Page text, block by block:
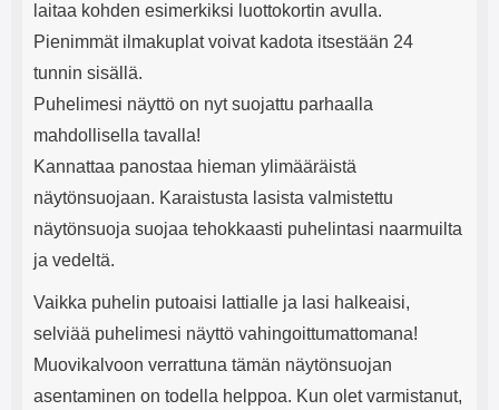
laitaa kohden esimerkiksi luottokortin avulla.
Pienimmät ilmakuplat voivat kadota itsestään 24
tunnin sisällä.
Puhelimesi näyttö on nyt suojattu parhaalla
mahdollisella tavalla!
Kannattaa panostaa hieman ylimääräistä
näytönsuojaan. Karaistusta lasista valmistettu
näytönsuoja suojaa tehokkaasti puhelintasi naarmuilta
ja vedeltä.
Vaikka puhelin putoaisi lattialle ja lasi halkeaisi,
selviää puhelimesi näyttö vahingoittumattomana!
Muovikalvoon verrattuna tämän näytönsuojan
asentaminen on todella helppoa. Kun olet varmistanut,